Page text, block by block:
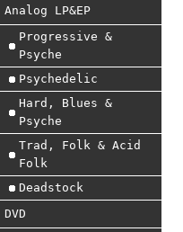
Analog LP&EP
Progressive &
Psyche
Psychedelic
Hard, Blues &
Psyche
Trad, Folk & Acid
Folk
Deadstock
DVD